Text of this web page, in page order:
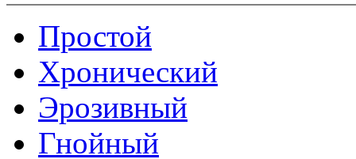
Простой
Хронический
Эрозивный
Гнойный